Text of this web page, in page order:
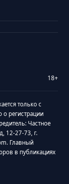
18+
только с
о регистрации
Частное
12-27-73, г.
Главный
в публикациях